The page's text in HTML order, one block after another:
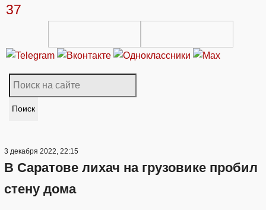
37
Поиск
3 декабря 2022, 22:15
В Саратове лихач на грузовике пробил
стену дома